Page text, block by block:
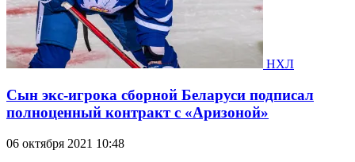
НХЛ
Сын экс-игрока сборной Беларуси подписал
полноценный контракт с «Аризоной»
06 октября 2021 10:48